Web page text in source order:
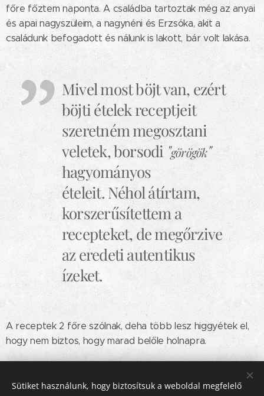
főre főztem naponta. A családba tartoztak még az anyai
és apai nagyszüleim, a nagynéni és Erzsóka, akit a
családunk befogadott és nálunk is lakott, bár volt lakása.
Mivel most böjt van, ezért
böjti ételek receptjeit
szeretném megosztani
veletek, borsodi "görögök"
hagyományos
ételeit. Néhol átírtam,
korszerűsítettem a
recepteket, de megőrzive
az eredeti autentikus
ízeket.
A receptek 2 főre szólnak, deha több lesz higgyétek el,
hogy nem biztos, hogy marad belőle holnapra.
Share
Sütiket használunk, hogy biztosítsuk a weboldal megfelelő